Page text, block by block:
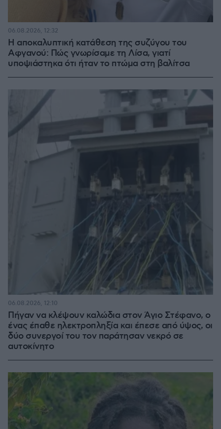
Η αποκαλυπτική κατάθεση της συζύγου του
Αφγανού: Πώς γνωρίσαμε τη Λίσα, γιατί
υποψιάστηκα ότι ήταν το πτώμα στη βαλίτσα
06.08.2026, 12:32
Πήγαν να κλέψουν καλώδια στον Άγιο Στέφανο, ο
ένας έπαθε ηλεκτροπληξία και έπεσε από ύψος, οι
δύο συνεργοί του τον παράτησαν νεκρό σε
αυτοκίνητο
06.08.2026, 12:10